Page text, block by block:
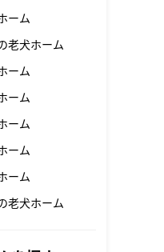
ーム
老犬ホーム
ーム
ーム
ーム
ーム
ーム
老犬ホーム